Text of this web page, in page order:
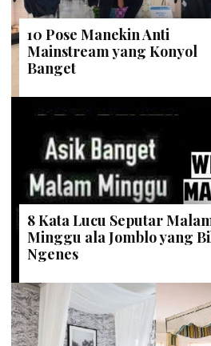
10 Pose Manekin Anti
Mainstream yang Konyol
Banget
8 Kata Lucu Seputar
Minggu ala Jomblo yang
Ngenes